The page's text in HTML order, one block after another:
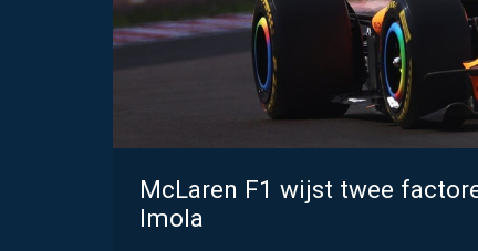
McLaren F1 wijst twee
Imola